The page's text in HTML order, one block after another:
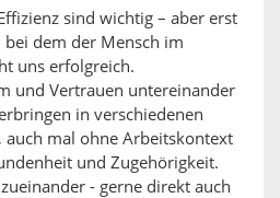
sind wichtig – aber erst
dem der Mensch im
uns erfolgreich.
und Vertrauen untereinander
in verschiedenen
auch mal ohne Arbeitskontext
und Zugehörigkeit.
- gerne direkt auch